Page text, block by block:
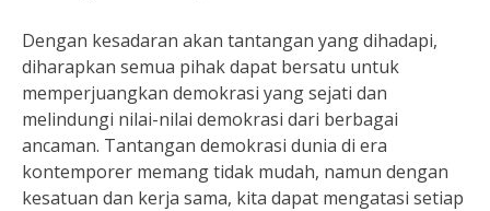
Dengan kesadaran akan tantangan yang dihadapi,
diharapkan semua pihak dapat bersatu untuk
memperjuangkan demokrasi yang sejati dan
melindungi nilai-nilai demokrasi dari berbagai
ancaman. Tantangan demokrasi dunia di era
kontemporer memang tidak mudah, namun dengan
kesatuan dan kerja sama, kita dapat mengatasi setiap